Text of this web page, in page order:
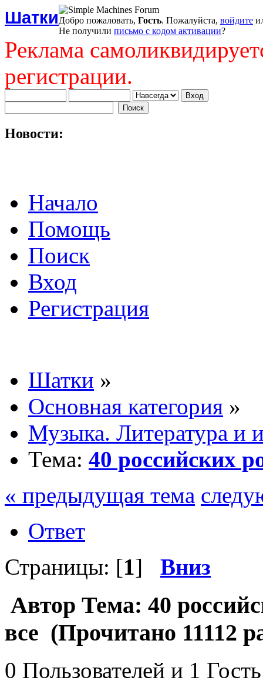
ШаткиДобро пожаловать, Гость. Пожалуйста, войдите
Не получили письмо с кодом активации?
Реклама
регистрации.
Новости:
Начало
Помощь
Поиск
Вход
Регистрация
Шатки »
Основная категория »
Музыка. Литература и
Тема: 40 российских
« предыдущая тема
Ответ
Страницы: [1] Вниз
Автор Тема: 40
все (Прочитано 11112
0 Пользователей и 1